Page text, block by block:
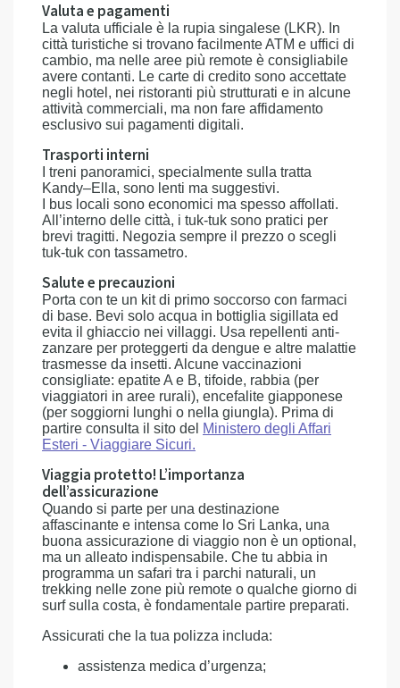
Valuta e pagamenti
La valuta ufficiale è la rupia singalese (LKR). In
città turistiche si trovano facilmente ATM e uffici di
cambio, ma nelle aree più remote è consigliabile
avere contanti. Le carte di credito sono accettate
negli hotel, nei ristoranti più strutturati e in alcune
attività commerciali, ma non fare affidamento
esclusivo sui pagamenti digitali.
Trasporti interni
I treni panoramici, specialmente sulla tratta
Kandy–Ella, sono lenti ma suggestivi.
I bus locali sono economici ma spesso affollati.
All’interno delle città, i tuk-tuk sono pratici per
brevi tragitti. Negozia sempre il prezzo o scegli
tuk-tuk con tassametro.
Salute e precauzioni
Porta con te un kit di primo soccorso con farmaci
di base. Bevi solo acqua in bottiglia sigillata ed
evita il ghiaccio nei villaggi. Usa repellenti anti-
zanzare per proteggerti da dengue e altre malattie
trasmesse da insetti. Alcune vaccinazioni
consigliate: epatite A e B, tifoide, rabbia (per
viaggiatori in aree rurali), encefalite giapponese
(per soggiorni lunghi o nella giungla). Prima di
partire consulta il sito del Ministero degli Affari
Esteri - Viaggiare Sicuri.
Viaggia protetto! L’importanza
dell’assicurazione
Quando si parte per una destinazione
affascinante e intensa come lo Sri Lanka, una
buona assicurazione di viaggio non è un optional,
ma un alleato indispensabile. Che tu abbia in
programma un safari tra i parchi naturali, un
trekking nelle zone più remote o qualche giorno di
surf sulla costa, è fondamentale partire preparati.
Assicurati che la tua polizza includa:
assistenza medica d’urgenza;